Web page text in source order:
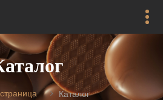
Каталог